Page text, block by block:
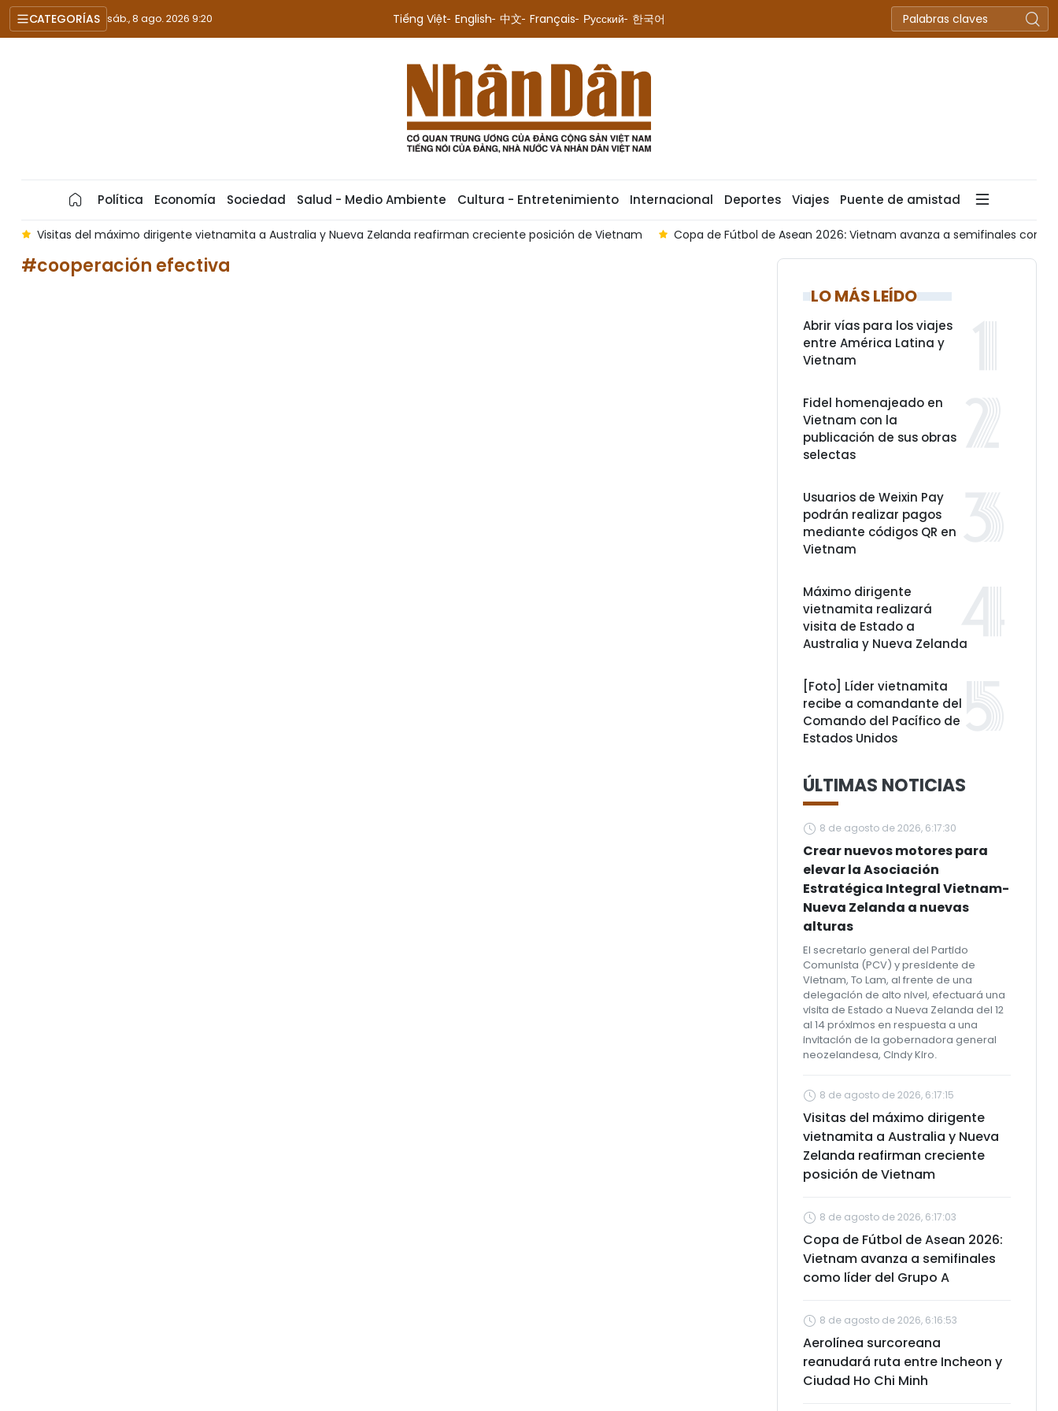
CATEGORÍAS sáb., 8 ago. 2026 9:20 Tiếng Việt English 中文 Français Русский 한국어
Política Economía Sociedad Salud - Medio Ambiente Cultura - Entretenimiento Internacional Deportes Viajes Puente de amistad
Visitas del máximo dirigente vietnamita a Australia y Nueva Zelanda reafirman creciente posición de Vietnam Copa de Fútbol de Asean 2026: Vietnam avanza a semifinales como
#cooperación efectiva
LO MÁS LEÍDO
Abrir vías para los viajes
entre América Latina y
Vietnam
Fidel homenajeado en
Vietnam con la
publicación de sus obras
selectas
Usuarios de Weixin Pay
podrán realizar pagos
mediante códigos QR en
Vietnam
Máximo dirigente
vietnamita realizará
visita de Estado a
Australia y Nueva Zelanda
[Foto] Líder vietnamita
recibe a comandante del
Comando del Pacífico de
Estados Unidos
ÚLTIMAS NOTICIAS
8 de agosto de 2026, 6:17:30
Crear nuevos motores para
elevar la Asociación
Estratégica Integral Vietnam-
Nueva Zelanda a nuevas
alturas
El secretario general del Partido
Comunista (PCV) y presidente de
Vietnam, To Lam, al frente de una
delegación de alto nivel, efectuará una
visita de Estado a Nueva Zelanda del 12
al 14 próximos en respuesta a una
invitación de la gobernadora general
neozelandesa, Cindy Kiro.
8 de agosto de 2026, 6:17:15
Visitas del máximo dirigente
vietnamita a Australia y Nueva
Zelanda reafirman creciente
posición de Vietnam
8 de agosto de 2026, 6:17:03
Copa de Fútbol de Asean 2026:
Vietnam avanza a semifinales
como líder del Grupo A
8 de agosto de 2026, 6:16:53
Aerolínea surcoreana
reanudará ruta entre Incheon y
Ciudad Ho Chi Minh